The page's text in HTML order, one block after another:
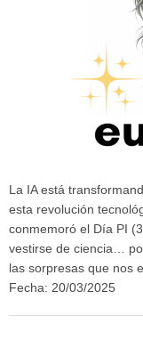
La IA está
esta revolución
conmemoró el Día PI
vestirse de ciencia…
las sorpresas que nos
Fecha: 20/03/2025